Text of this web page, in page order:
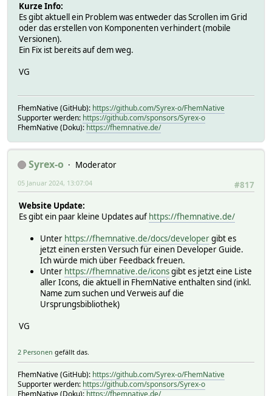
Kurze Info:
Es gibt aktuell ein Problem was entweder das Scrollen im Grid
oder das erstellen von Komponenten verhindert (mobile
Versionen).
Ein Fix ist bereits auf dem weg.
VG
FhemNative (GitHub): https://github.com/Syrex-o/FhemNative
Supporter werden: https://github.com/sponsors/Syrex-o
FhemNative (Doku): https://fhemnative.de/
Syrex-o
Moderator
#817
05 Januar 2024, 13:07:04
Website Update:
Es gibt ein paar kleine Updates auf https://fhemnative.de/
Unter https://fhemnative.de/docs/developergibt es
jetzt einen ersten Versuch für einen Developer Guide.
Ich würde mich über Feedback freuen.
Unter https://fhemnative.de/iconsgibt es jetzt eine Liste
aller Icons, die aktuell in FhemNative enthalten sind (inkl.
Name zum suchen und Verweis auf die
Ursprungsbibliothek)
VG
2 Personen gefällt das.
FhemNative (GitHub): https://github.com/Syrex-o/FhemNative
Supporter werden: https://github.com/sponsors/Syrex-o